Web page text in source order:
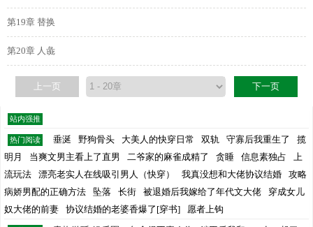
第19章 替换
第20章 人彘
上一页 下一页
站内强推
热门阅读 垂涎 野狗骨头 大美人的快穿日常 双轨 守寡后我重生了
揽
明月
当爽文男主看上了直男 二爷家的麻雀成精了 贪睡 信息素独占
上
流玩法
漂亮老实人在线吸引男人（快穿） 我真没想和大佬协议结婚
攻略
病娇男配的正确方法
坠落 长街 被退婚后我嫁给了年代文大佬
穿成女儿
奴大佬的前妻
协议结婚的老婆香爆了[穿书] 愿者上钩